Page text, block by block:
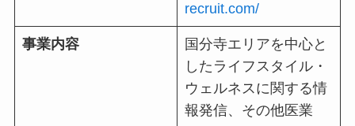
recruit.com/
事業内容
国分寺エリアを中心と
したライフスタイル・
ウェルネスに関する情
報発信、その他医業